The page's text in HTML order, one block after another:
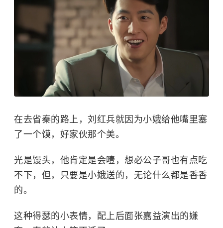
在去省秦的路上，刘红兵就因为小娥给他嘴里塞
了一个馍，好家伙那个美。
光是馒头，他肯定是会噎，想必公子哥也有点吃
不下，但，只要是小娥送的，无论什么都是香香
的。
这种得瑟的小表情，配上后面张嘉益演出的嫌